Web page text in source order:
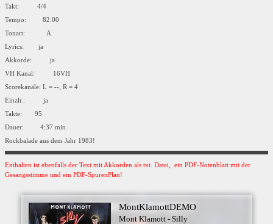
Takt: 4/4
Tempo: 82.00
Tonart: A
Lyrics: ja
Akkorde: ja
VH Kanal: 16VH
Scorekanäle: L = --, R = 4
Einzlr.: ja
Takte: 95
Dauer: 4:37 min
Rockbalade aus dem Jahr 1983!
Enthalten ist ebenfalls der Text mit Akkorden als txt. Datei, ein PDF-Notenblatt mit der
Gesangsstimme und ein PDF-SpurenPlan!
MontKlamottDEMO
Mont Klamott - Silly